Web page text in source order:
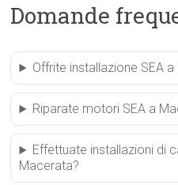
Domande
Offrite installazione SEA
Riparate motori SEA a
Effettuate installazioni di
Macerata?